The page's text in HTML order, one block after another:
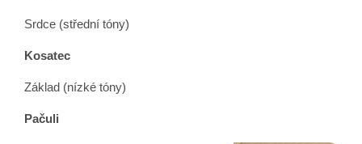
Srdce (střední tóny)
Kosatec
Základ (nízké tóny)
Pačuli